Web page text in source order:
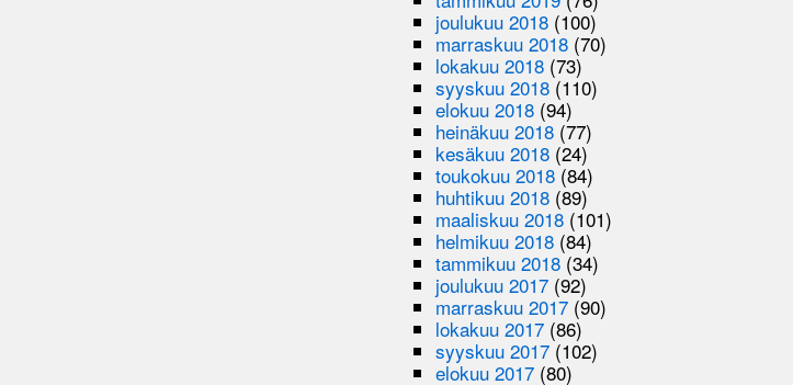
joulukuu 2018 (100)
marraskuu 2018 (70)
lokakuu 2018 (73)
syyskuu 2018(110)
elokuu 2018 (94)
heinäkuu 2018 (77)
kesäkuu 2018 (24)
toukokuu 2018(84)
huhtikuu 2018 (89)
maaliskuu 2018 (101)
helmikuu 2018 (84)
tammikuu 2018(34)
joulukuu 2017 (92)
marraskuu 2017 (90)
lokakuu 2017 (86)
syyskuu 2017(102)
elokuu 2017 (80)